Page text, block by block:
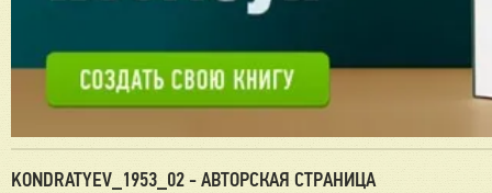
KONDRATYEV_1953_02 - АВТОРСКАЯ СТРАНИЦА